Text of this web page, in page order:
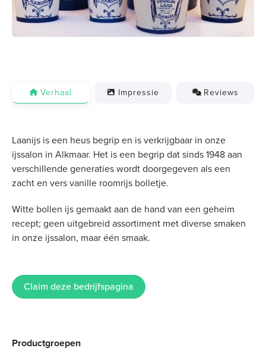
Verhaal Impressie Reviews
Laanijs is een heus begrip en is verkrijgbaar in onze
ijssalon in Alkmaar. Het is een begrip dat sinds 1948 aan
verschillende generaties wordt doorgegeven als een
zacht en vers vanille roomrijs bolletje.
Witte bollen ijs gemaakt aan de hand van een geheim
recept; geen uitgebreid assortiment met diverse smaken
in onze ijssalon, maar één smaak.
Claim deze bedrijfspagina
Productgroepen